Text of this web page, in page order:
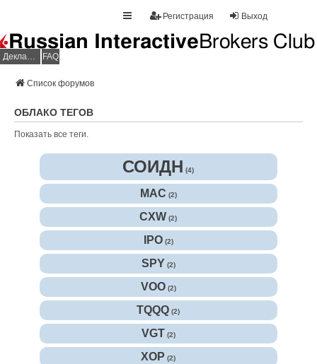
Выход
Регистрация
Декларация НДФЛ FAQ
Список форумов
ОБЛАКО ТЕГОВ
Показать все теги.
СОИДН (4)
MAC (2)
CXW (2)
IPO (2)
SPY (2)
VOO (2)
TQQQ (2)
VGT (2)
XOP (2)